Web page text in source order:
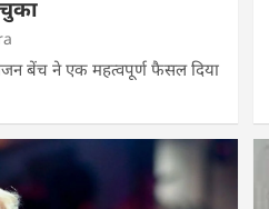
बेंच ने एक महत्वपूर्ण फैसल दिया